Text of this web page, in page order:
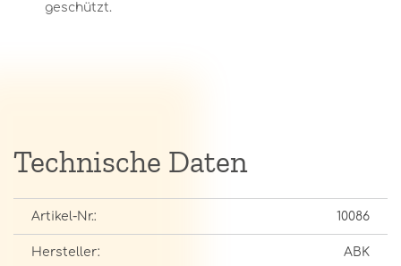
geschützt.
Technische Daten
Artikel-Nr.: 10086
Hersteller: ABK